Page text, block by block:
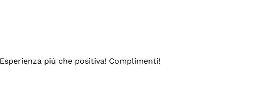
più che positiva! Complimenti!